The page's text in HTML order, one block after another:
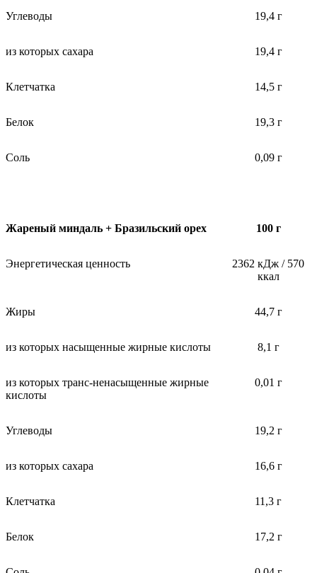
Углеводы 19,4 г
из которых сахара 19,4 г
Клетчатка 14,5 г
Белок 19,3 г
Соль 0,09 г
Жареный миндаль + Бразильский орех 100 г
Энергетическая ценность
2362 кДж / 570
ккал
Жиры 44,7 г
из которых насыщенные жирные кислоты 8,1 г
из которых транс-ненасыщенные жирные
кислоты
0,01 г
Углеводы 19,2 г
из которых сахара 16,6 г
Клетчатка 11,3 г
Белок 17,2 г